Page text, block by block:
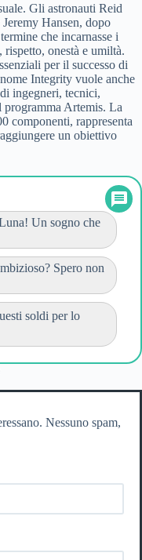
Gli astronauti Reid
Hansen, dopo
che incarnasse i
onestà e umiltà.
per il successo di
Integrity vuole anche
ingegneri, tecnici,
programma Artemis. La
componenti, rappresenta
un obiettivo
Un sogno che
Spero non
soldi per lo
Nessuno spam,